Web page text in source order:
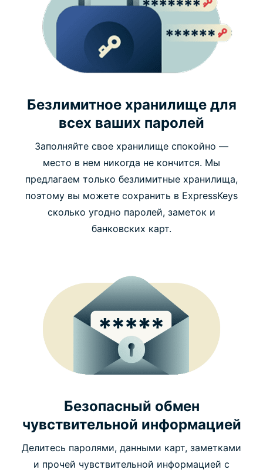
Безлимитное хранилище для
всех ваших паролей
Заполняйте свое хранилище спокойно —
место в нем никогда не кончится. Мы
предлагаем только безлимитные хранилища,
поэтому вы можете сохранить в ExpressKeys
сколько угодно паролей, заметок и
банковских карт.
Безопасный обмен
чувствительной информацией
Делитесь паролями, данными карт, заметками
и прочей чувствительной информацией с